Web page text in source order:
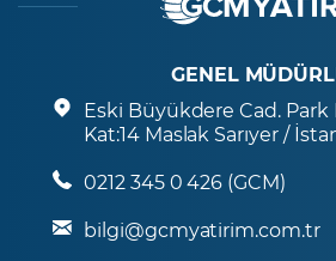
GENEL
Eski Büyükdere Cad. Park
Kat:14 Maslak Sarıyer /
0212 345 0 426 (GCM)
bilgi@gcmyatirim.com.tr